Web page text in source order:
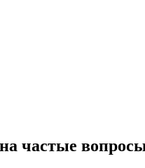
частые